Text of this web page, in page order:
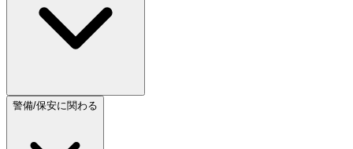
警備/保安に関わる